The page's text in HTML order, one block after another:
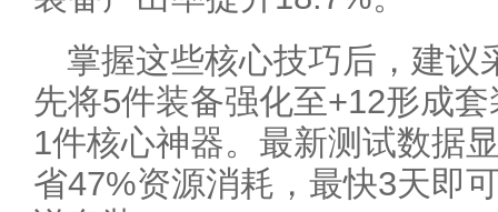
掌握这些核心技巧后，建议
先将5件装备强化至+12形成
1件核心神器。最新测试数据
省47%资源消耗，最快3天即